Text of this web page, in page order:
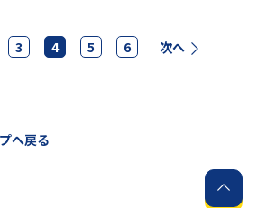
3 4 5 6 次へ
へ戻る